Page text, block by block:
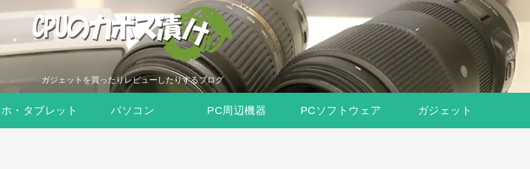
ガジェットを買ったりレビューしたりするブログ
・タブレット パソコン PC周辺機器 PCソフトウェア ガジェット